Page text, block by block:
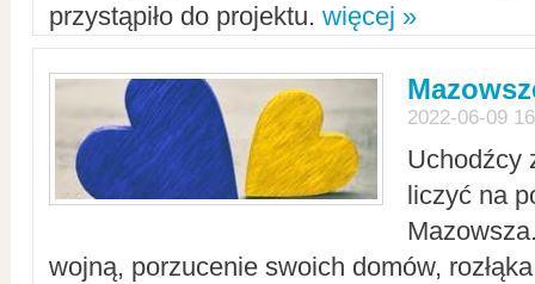
przystąpiło do projektu. więcej »
2022-06-09
Uchodźcy
liczyć na
wojną, porzucenie swoich domów,